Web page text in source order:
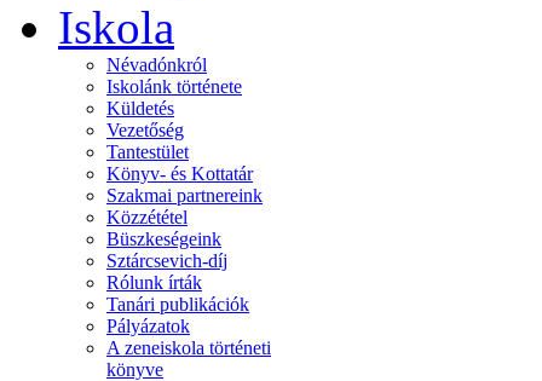
Iskola
Névadónkról
Iskolánk története
Küldetés
Vezetőség
Tantestület
Könyv- és Kottatár
Szakmai partnereink
Közzététel
Büszkeségeink
Sztárcsevich-díj
Rólunk írták
Tanári publikációk
Pályázatok
A zeneiskola történeti
könyve